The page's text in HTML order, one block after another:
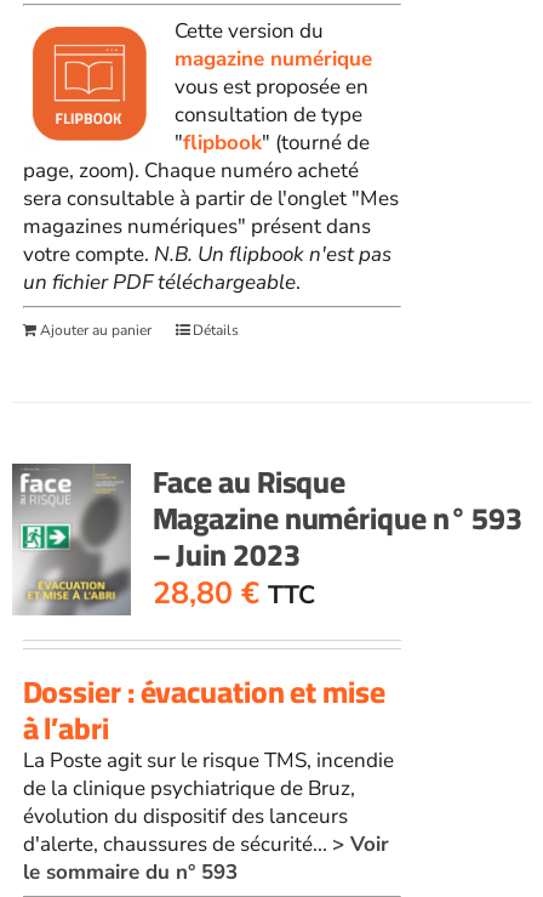
Cette version du
magazine numérique
vous est proposée en
consultation de type
"flipbook" (tourné de
page, zoom). Chaque numéro acheté
sera consultable à partir de l'onglet "Mes
magazines numériques" présent dans
votre compte. N.B. Un flipbook n'est pas
un fichier PDF téléchargeable.
Ajouter au panier Détails
Face au Risque
Magazine numérique n° 593
– Juin 2023
28,80 € TTC
Dossier : évacuation et mise
à l’abri
La Poste agit sur le risque TMS, incendie
de la clinique psychiatrique de Bruz,
évolution du dispositif des lanceurs
d'alerte, chaussures de sécurité... > Voir
le sommaire du n° 593